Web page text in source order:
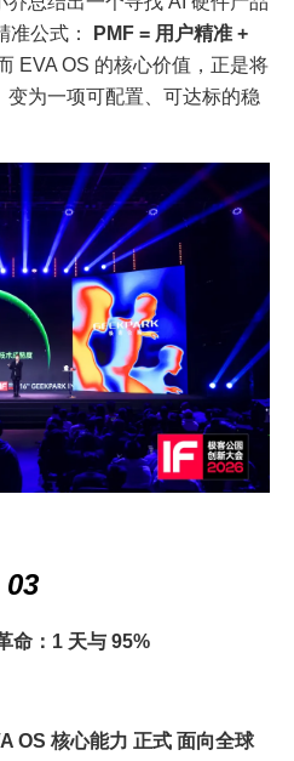
准公式：
PMF = 用户精准 +
EVA OS 的核心价值，正是将
为一项可配置、可达标的稳
03
命：1 天与 95%
OS 核心能力 正式 面向全球